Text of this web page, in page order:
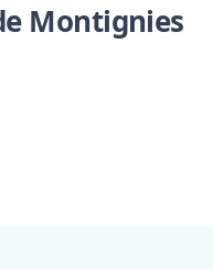
Montignies